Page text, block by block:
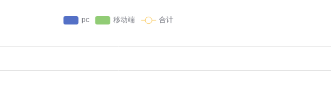
星巴克卖身、库迪踩刹车，只有瑞幸不敢停
9 乳企半年报预告冰火两重天：上游回暖，下游分化 2 9 宇树科技发行价格150.80元/股